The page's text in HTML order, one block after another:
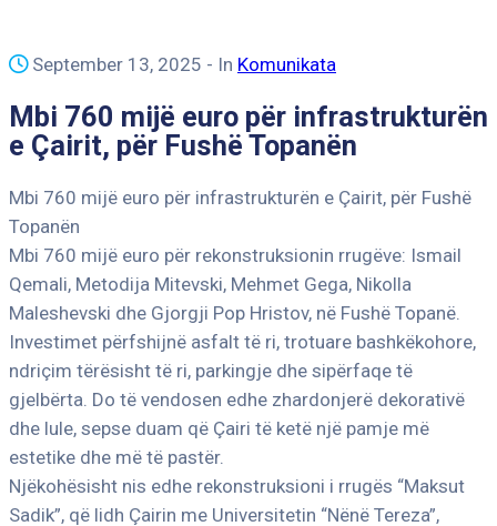
September 13, 2025 - In Komunikata
Mbi 760 mijë euro për infrastrukturën
e Çairit, për Fushë Topanën
Mbi 760 mijë euro për infrastrukturën e Çairit, për Fushë
Topanën
Mbi 760 mijë euro për rekonstruksionin rrugëve: Ismail
Qemali, Metodija Mitevski, Mehmet Gega, Nikolla
Maleshevski dhe Gjorgji Pop Hristov, në Fushë Topanë.
Investimet përfshijnë asfalt të ri, trotuare bashkëkohore,
ndriçim tërësisht të ri, parkingje dhe sipërfaqe të
gjelbërta. Do të vendosen edhe zhardonjerë dekorativë
dhe lule, sepse duam që Çairi të ketë një pamje më
estetike dhe më të pastër.
Njëkohësisht nis edhe rekonstruksioni i rrugës “Maksut
Sadik”, që lidh Çairin me Universitetin “Nënë Tereza”,